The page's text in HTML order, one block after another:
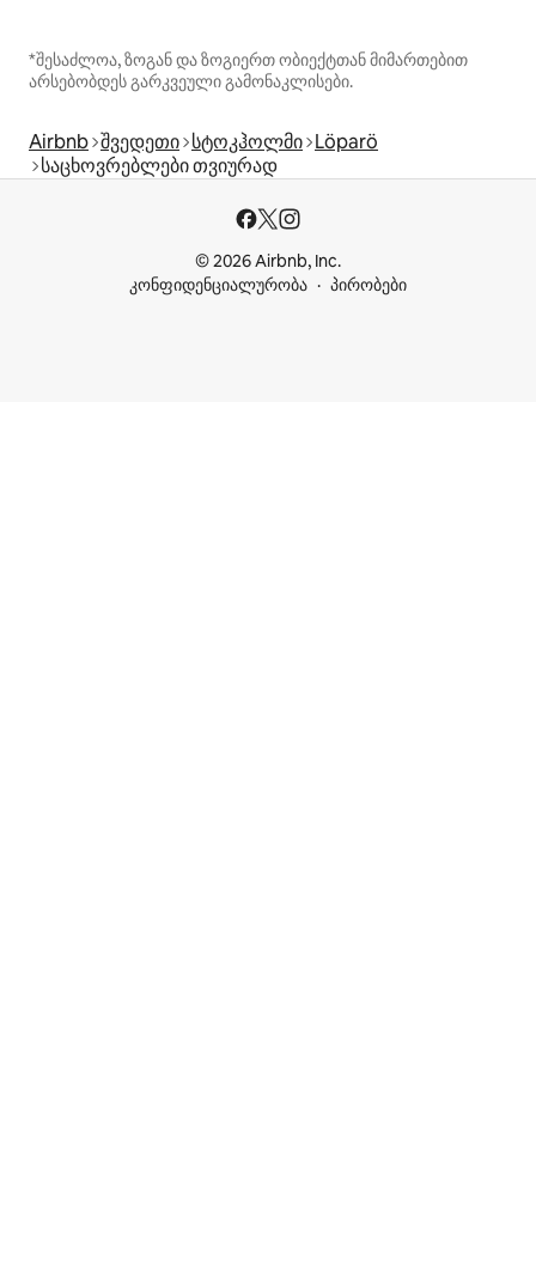
*შესაძლოა, ზოგან და ზოგიერთ ობიექტთან მიმართებით
არსებობდეს გარკვეული გამონაკლისები.
Airbnb შვედეთი სტოკჰოლმი Löparö
საცხოვრებლები თვიურად
© 2026 Airbnb, Inc.
კონფიდენციალურობა
პირობები